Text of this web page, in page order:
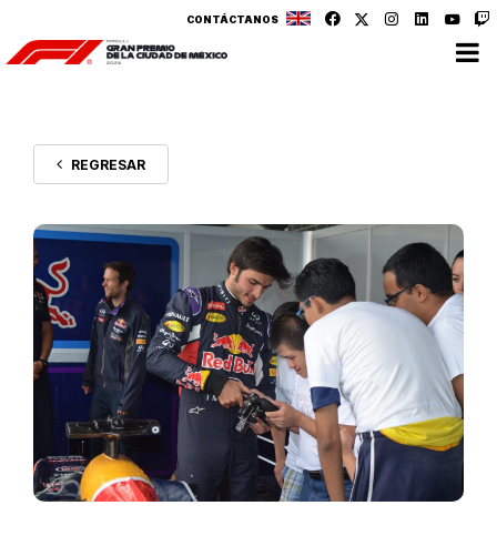
CONTÁCTANOS
REGRESAR